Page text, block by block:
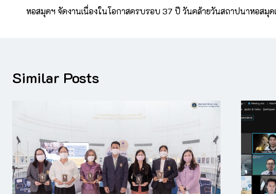
หอสมุดฯ จัดงานเนื่องในโอกาสครบรอบ 37 ปี วันคล้ายวันสถาปนาหอสมุด
Similar Posts